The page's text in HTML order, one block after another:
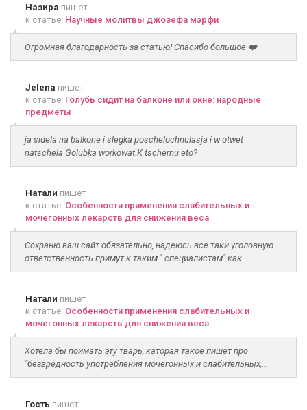
Назира пишет
к статье: Научные молитвы джозефа мэрфи
Огромная благодарность за статью! Спасибо большое ❤️
Jelena пишет
к статье: Голубь сидит на балконе или окне: народные
предметы
ja sidela na balkone i slegka poschelochnulasja i w otwet
natschela Golubka workowat.K tschemu eto?
Натали пишет
к статье: Особенности применения слабительных и
мочегонных лекарств для снижения веса
Сохраню ваш сайт обязательно, надеюсь все таки уголовную
ответственность примут к таким " специалистам" как...
Натали пишет
к статье: Особенности применения слабительных и
мочегонных лекарств для снижения веса
Хотела бы поймать эту тварь, каторая такое пишет про
"безвредность употребления мочегонных и слабительных,...
Гость пишет